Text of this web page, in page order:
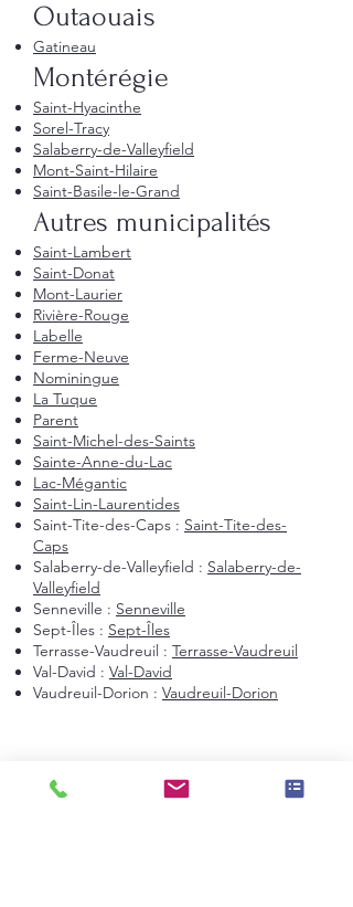
Outaouais
Gatineau
Montérégie
Saint-Hyacinthe
Sorel-Tracy
Salaberry-de-Valleyfield
Mont-Saint-Hilaire
Saint-Basile-le-Grand
Autres municipalités
Saint-Lambert
Saint-Donat
Mont-Laurier
Rivière-Rouge
Labelle
Ferme-Neuve
Nominingue
La Tuque
Parent
Saint-Michel-des-Saints
Sainte-Anne-du-Lac
Lac-Mégantic
Saint-Lin-Laurentides
Saint-Tite-des-Caps : Saint-Tite-des-
Caps
Salaberry-de-Valleyfield : Salaberry-de-
Valleyfield
Senneville : Senneville
Sept-Îles : Sept-Îles
Terrasse-Vaudreuil : Terrasse-Vaudreuil
Val-David : Val-David
Vaudreuil-Dorion : Vaudreuil-Dorion